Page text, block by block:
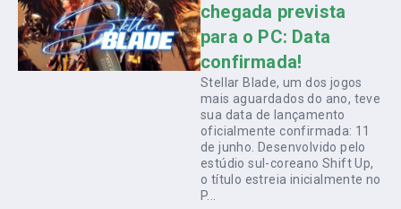
chegada prevista
para o PC: Data
confirmada!
Stellar Blade, um dos jogos
mais aguardados do ano, teve
sua data de lançamento
oficialmente confirmada: 11
de junho. Desenvolvido pelo
estúdio sul-coreano Shift Up,
o título estreia inicialmente no
P...